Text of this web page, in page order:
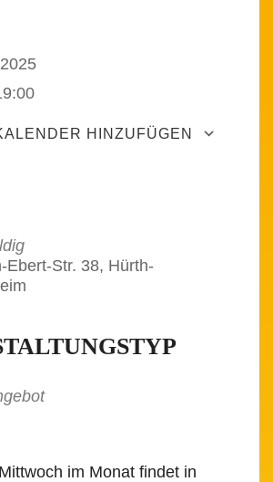
2025
HINZUFÜGEN
Ebert-Str. 38, Hürth-
im Monat findet in